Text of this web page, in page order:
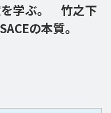
学ぶ。 竹之下
の本質。